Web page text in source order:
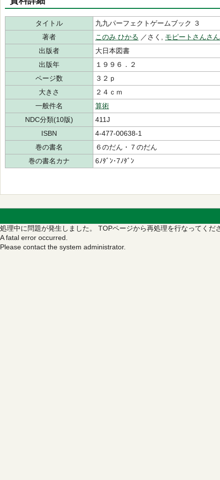
タイトル
九九パーフェクトゲームブック ３
著者
このみ ひかる ／さく, モピートさんさん
出版者
大日本図書
出版年
１９９６．２
ページ数
３２ｐ
大きさ
２４ｃｍ
一般件名
算術
NDC分類(10版)
411J
ISBN
4-477-00638-1
巻の書名
６のだん・７のだん
巻の書名カナ
6ﾉﾀﾞﾝ･7ﾉﾀﾞﾝ
処理中に問題が発生しました。 TOPページから再処理を行なってくだ
A fatal error occurred.
Please contact the system administrator.